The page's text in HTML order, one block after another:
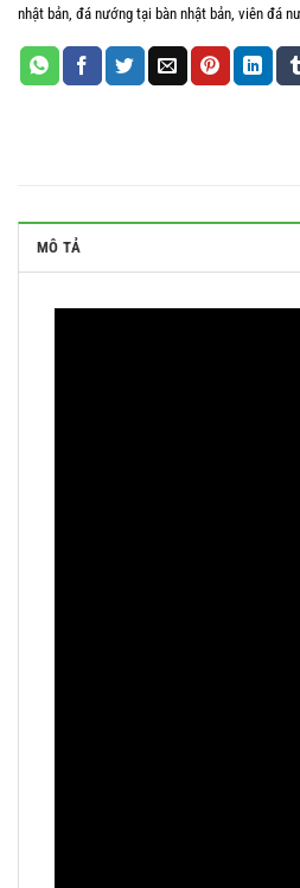
nhật bản đá nướng tại bàn nhật bản viên đá
MÔ TẢ